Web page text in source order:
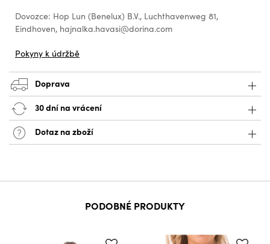
Dovozce: Hop Lun (Benelux) B.V., Luchthavenweg 81,
Eindhoven, hajnalka.havasi@dorina.com
Pokyny k údržbě
Doprava
30 dní na vrácení
Dotaz na zboží
PODOBNÉ PRODUKTY